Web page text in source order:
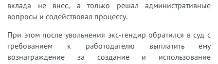
вклада не внес, а только решал административные
вопросы и содействовал процессу.
При этом после увольнения экс-гендир обратился в суд с
требованием к работодателю выплатить ему
вознаграждение за создание и использование